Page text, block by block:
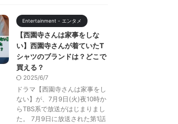
Entertainment - エンタメ
【西園寺さんは家事をしな
い】西園寺さんが着ていたT
シャツのブランドは？どこで
買える？
2025/6/7
ドラマ【西園寺さんは家事をし
ない】が、7月9日(火)夜10時か
らTBS系で放送がはじまりまし
た。 7月9日に放送された第1話